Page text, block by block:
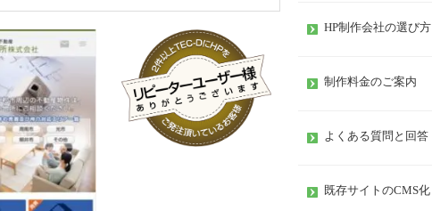
HP制作会社の選び方
制作料金のご案内
よくある質問と回答
既存サイトのCMS化